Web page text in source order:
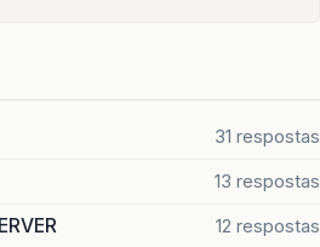
31 respostas
13 respostas
12 respostas